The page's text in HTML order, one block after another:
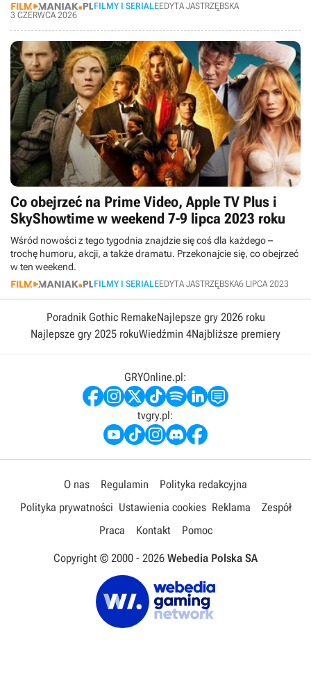
FILMY I SERIALEEDYTA JASTRZĘBSKA
3 CZERWCA 2026
Co obejrzeć na Prime Video, Apple TV Plus i
SkyShowtime w weekend 7-9 lipca 2023 roku
Wśród nowości z tego tygodnia znajdzie się coś dla każdego –
trochę humoru, akcji, a także dramatu. Przekonajcie się, co obejrzeć
w ten weekend.
FILMY I SERIALEEDYTA JASTRZĘBSKA6 LIPCA 2023
Poradnik Gothic RemakeNajlepsze gry 2026 roku
Najlepsze gry 2025 rokuWiedźmin 4Najbliższe premiery
GRYOnline.pl:
tvgry.pl:
O nas Regulamin
Polityka redakcyjna
Polityka prywatności Ustawienia cookies Reklama
Zespół
Praca
Kontakt Pomoc
Copyright © 2000 - 2026 Webedia Polska SA